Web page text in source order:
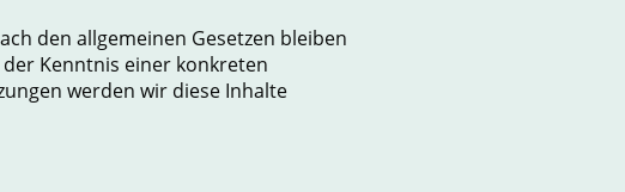
den allgemeinen Gesetzen bleiben
Kenntnis einer konkreten
werden wir diese Inhalte